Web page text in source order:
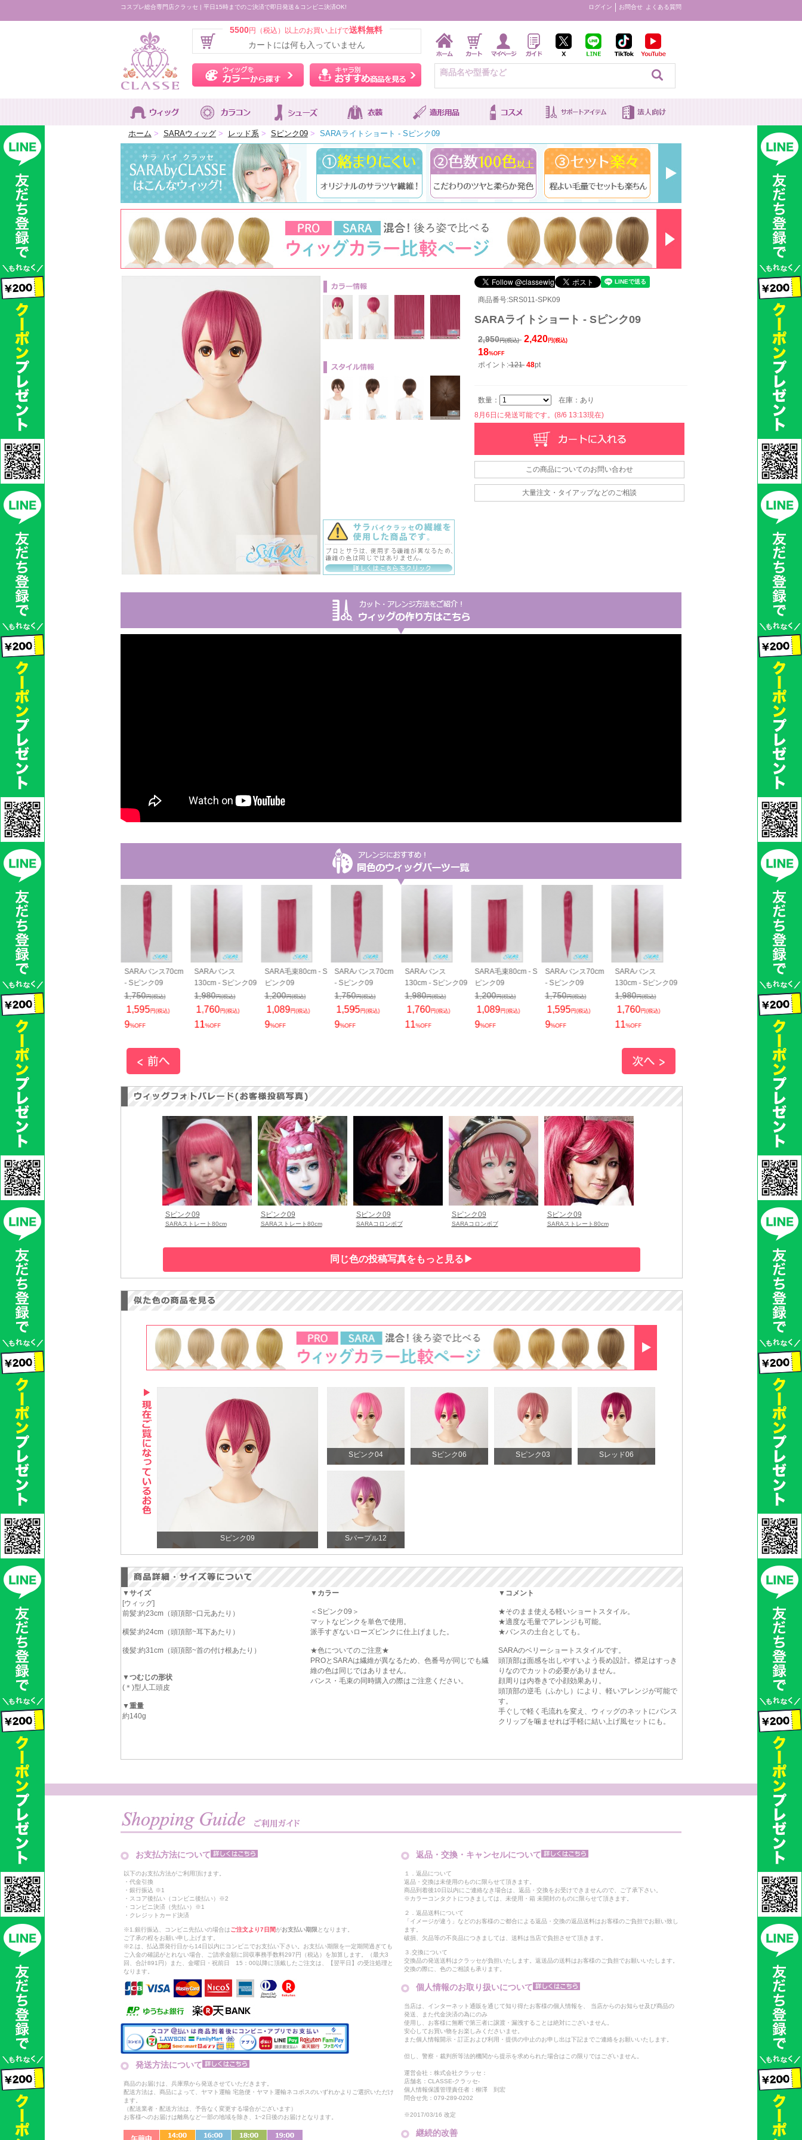
コスプレ総合専門店クラッセ | 平日15時までのご決済で即日発送＆コンビニ決済OK! ログイン お問合せ よくある質問
5500円（税込）以上のお買い上げで送料無料
カートには何も入っていません
ウィッグをカラーから探す キャラ別おすすめ商品を見る
ホーム > SARAウィッグ > レッド系 > Sピンク09 > SARAライトショート - Sピンク09
商品番号:SRS011-SPK09
SARAライトショート - Sピンク09
2,950円(税込) 2,420 円(税込)
18%OFF
ポイント:121 48pt
数量：
在庫：あり
8月6日に発送可能です。(8/6 13:13現在)
この商品についてのお問い合わせ
大量注文・タイアップなどのご相談
SARAバンス70cm
- Sピンク09
1,750円(税込)
1,595円(税込)
9%OFF
SARAバンス
130cm - Sピンク09
1,980円(税込)
1,760円(税込)
11%OFF
SARA毛束80cm - S
ピンク09
1,200円(税込)
1,089円(税込)
9%OFF
SARAバンス70cm
- Sピンク09
1,750円(税込)
1,595円(税込)
9%OFF
SARAバンス
130cm - Sピンク09
1,980円(税込)
1,760円(税込)
11%OFF
SARA毛束80cm - S
ピンク09
1,200円(税込)
1,089円(税込)
9%OFF
SARAバンス70cm
- Sピンク09
1,750円(税込)
1,595円(税込)
9%OFF
SARAバンス
130cm - Sピンク09
1,980円(税込)
1,760円(税込)
11%OFF
Sピンク09
SARAストレート80cm
Sピンク09
SARAストレート80cm
Sピンク09
SARAコロンボブ
Sピンク09
SARAコロンボブ
Sピンク09
SARAストレート80cm
Sピンク09
Sピンク04 Sピンク06 Sピンク03 Sレッド06
Sパープル12
▼サイズ
[ウィッグ]
前髪:約23cm（頭頂部~口元あたり）
横髪:約24cm（頭頂部~耳下あたり）
後髪:約31cm（頭頂部~首の付け根あたり）
▼つむじの形状
(＊)型人工頭皮
▼重量
約140g
▼カラー
＜Sピンク09＞
マットなピンクを単色で使用。
派手すぎないローズピンクに仕上げました。
★色についてのご注意★
PROとSARAは繊維が異なるため、色番号が同じでも繊
維の色は同じではありません。
バンス・毛束の同時購入の際はご注意ください。
▼コメント
★そのまま使える軽いショートスタイル。
★適度な毛量でアレンジも可能。
★バンスの土台としても。
SARAのベリーショートスタイルです。
頭頂部は面感を出しやすいよう長め設計。襟足はすっき
りなのでカットの必要がありません。
顔周りは内巻きで小顔効果あり。
頭頂部の逆毛（ふかし）により、軽いアレンジが可能で
す。
手ぐしで軽く毛流れを変え、ウィッグのネットにバンス
クリップを噛ませれば手軽に結い上げ風セットにも。
お支払方法について
以下のお支払方法がご利用頂けます。
・代金引換
・銀行振込 ※1
・スコア後払い（コンビニ後払い）※2
・コンビニ決済（先払い）※1
・クレジットカード決済
※1.銀行振込、コンビニ先払いの場合はご注文より7日間がお支払い期限 となります。
ご了承の程をお願い申し上げます。
※2.は、払込票発行日から14日以内にコンビニでお支払い下さい。お支払い期限を一定期間過ぎても
ご入金の確認がとれない場合、ご請求金額に回収事務手数料297円（税込）を加算します。（最大3
回、合計891円）また、金曜日・祝前日 15：00以降に頂戴したご注文は、【翌平日】の受注処理と
なります。
発送方法について
商品のお届けは、兵庫県から発送させていただきます。
配送方法は、商品によって、ヤマト運輸 宅急便・ヤマト運輸ネコポスのいずれかよりご選択いただけ
ます。
（配送業者・配送方法は、予告なく変更する場合がございます）
お客様へのお届けは離島など一部の地域を除き、1~2日後のお届けとなります。
返品・交換・キャンセルについて
１．返品について
返品・交換は未使用のものに限らせて頂きます。
商品到着後10日以内にご連絡なき場合は、返品・交換をお受けできませんので、ご了承下さい。
※カラーコンタクトにつきましては、未使用・箱 未開封のものに限らせて頂きます。
２．返品送料について
「イメージが違う」などのお客様のご都合による返品・交換の返品送料はお客様のご負担でお願い致し
ます。
破損、欠品等の不良品につきましては、送料は当店で負担させて頂きます。
３.交換について
交換品の発送送料はクラッセが負担いたします。返送品の送料はお客様のご負担でお願いいたします。
交換の際に、色のご相談も承ります。
個人情報のお取り扱いについて
当店は、インターネット通販を通じて知り得たお客様の個人情報を、 当店からのお知らせ及び商品の
発送、また代金決済の為にのみ
使用し、お客様に無断で第三者に譲渡・漏洩することは絶対にございません。
安心してお買い物をお楽しみくださいませ。
また個人情報開示・訂正および利用・提供の中止のお申し出は下記までご連絡をお願いいたします。
但し、警察・裁判所等法的機関から提示を求められた場合はこの限りではございません。
運営会社：株式会社クラッセ：
店舗名：CLASSE-クラッセ-
個人情報保護管理責任者：柳澤 到宏
問合せ先：079-289-0202
※2017/03/16 改定
継続的改善